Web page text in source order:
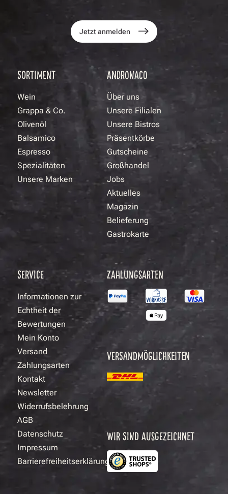
Jetzt anmelden
SORTIMENT
Wein
Grappa & Co.
Olivenöl
Balsamico
Espresso
Spezialitäten
Unsere Marken
ANDRONACO
Über uns
Unsere Filialen
Unsere Bistros
Präsentkörbe
Gutscheine
Großhandel
Jobs
Aktuelles
Magazin
Belieferung
Gastrokarte
SERVICE
Informationen zur
Echtheit der
Bewertungen
Mein Konto
Versand
Zahlungsarten
Kontakt
Newsletter
Widerrufsbelehrung
AGB
Datenschutz
Impressum
Barrierefreiheitserklärung
ZAHLUNGSARTEN
VERSANDMÖGLICHKEITEN
WIR SIND AUSGEZEICHNET